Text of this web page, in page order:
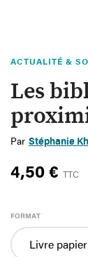
ACTUALITÉ &
Les
Par Stéphanie
4,50 € TTC
FORMAT